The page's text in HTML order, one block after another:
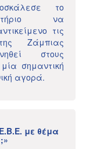
το
να
τις
Ζάμπιας
στους
σημαντική
αγορά.
με θέμα